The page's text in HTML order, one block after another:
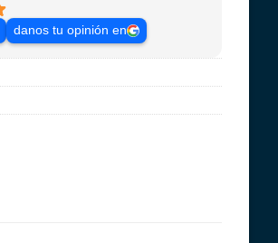
danos tu opinión en